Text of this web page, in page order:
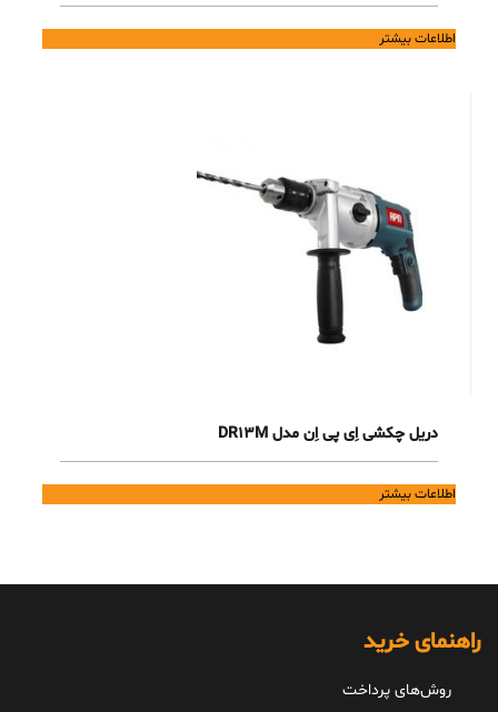
اطلاعات بیشتر
دریل چکشی اِی پی اِن مدل DR13M
اطلاعات بیشتر
راهنمای خرید
روش‌های پرداخت